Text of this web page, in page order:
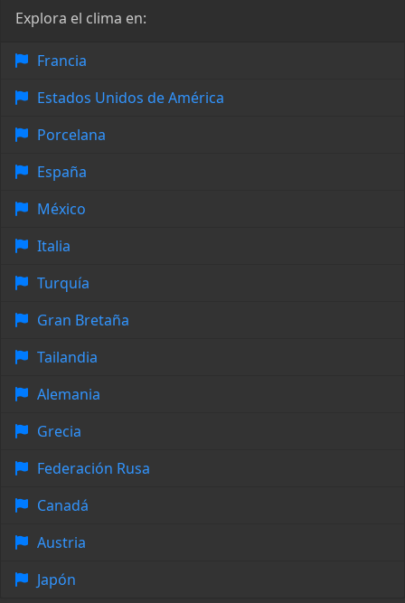
Explora el clima en:
Francia
Estados Unidos de América
Porcelana
España
México
Italia
Turquía
Gran Bretaña
Tailandia
Alemania
Grecia
Federación Rusa
Canadá
Austria
Japón